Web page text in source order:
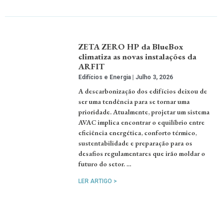
ZETA ZERO HP da BlueBox
climatiza as novas instalações da
ARFIT
Edifícios e Energia Julho 3, 2026
A descarbonização dos edifícios deixou de
ser uma tendência para se tornar uma
prioridade. Atualmente, projetar um sistema
AVAC implica encontrar o equilíbrio entre
eficiência energética, conforto térmico,
sustentabilidade e preparação para os
desafios regulamentares que irão moldar o
futuro do setor. …
LER ARTIGO >